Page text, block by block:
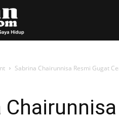
Sabrina Chairunnisa Resmi Gugat